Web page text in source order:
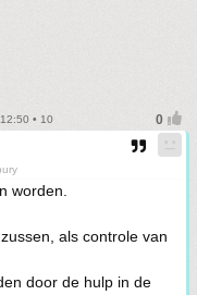
• 10
worden.
als controle van
door de hulp in de